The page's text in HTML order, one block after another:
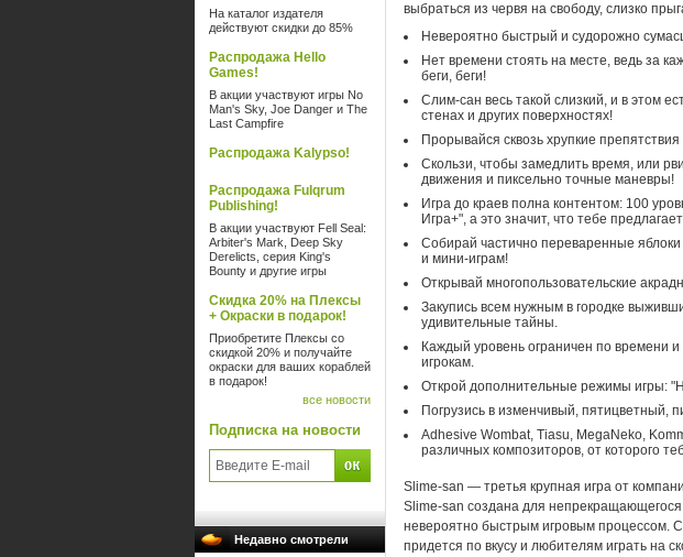
На каталог издателя
действуют скидки до 85%
Распродажа Hello
Games!
В акции участвуют игры No
Man's Sky, Joe Danger и The
Last Campfire
Распродажа Kalypso!
Распродажа Fulqrum
Publishing!
В акции участвуют Fell Seal:
Arbiter's Mark, Deep Sky
Derelicts, серия King's
Bounty и другие игры
Скидка 20% на Плексы
+ Окраски в подарок!
Приобретите Плексы со
скидкой 20% и получайте
окраски для ваших кораблей
в подарок!
все новости
Подписка на новости
Недавно смотрели
выбраться из червя на свободу, слизко
Невероятно быстрый и судорожно
Нет времени стоять на месте, ведь за
беги, беги!
Слим-сан весь такой слизкий, и в этом
стенах и других поверхностях!
Прорывайся сквозь хрупкие
Скользи, чтобы замедлить время, или
движения и пиксельно точные маневры!
Игра до краев полна контентом: 100
Игра+", а это значит, что тебе
Собирай частично переваренные
и мини-играм!
Открывай многопользовательские
Закупись всем нужным в городке
удивительные тайны.
Каждый уровень ограничен по времени
игрокам.
Открой дополнительные режимы игры:
Погрузись в изменчивый, пятицветный,
Adhesive Wombat, Tiasu, MegaNeko,
различных композиторов, от которого
Slime-san — третья крупная игра от
Slime-san создана для
невероятно быстрым игровым процессом.
придется по вкусу и любителям играть на